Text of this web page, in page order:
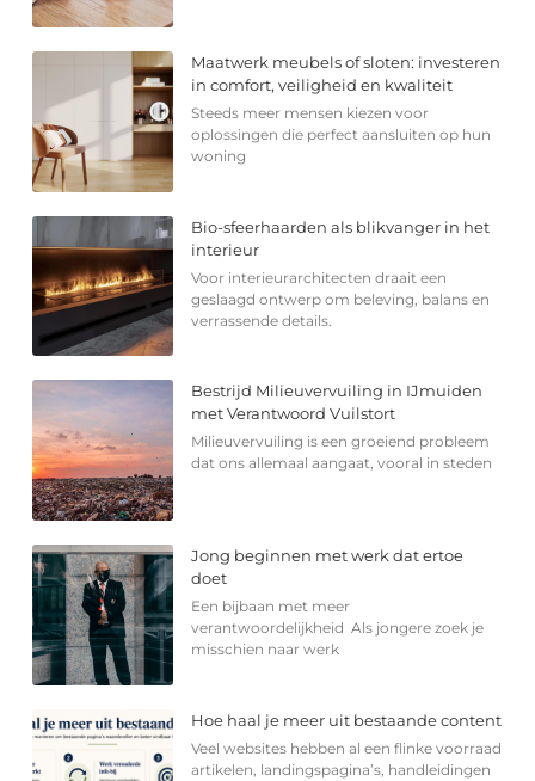
Maatwerk meubels of sloten: investeren
in comfort, veiligheid en kwaliteit
Steeds meer mensen kiezen voor
oplossingen die perfect aansluiten op hun
woning
Bio-sfeerhaarden als blikvanger in het
interieur
Voor interieurarchitecten draait een
geslaagd ontwerp om beleving, balans en
verrassende details.
Bestrijd Milieuvervuiling in IJmuiden
met Verantwoord Vuilstort
Milieuvervuiling is een groeiend probleem
dat ons allemaal aangaat, vooral in steden
Jong beginnen met werk dat ertoe
doet
Een bijbaan met meer
verantwoordelijkheid Als jongere zoek je
misschien naar werk
Hoe haal je meer uit bestaande content
Veel websites hebben al een flinke voorraad
artikelen, landingspagina’s, handleidingen